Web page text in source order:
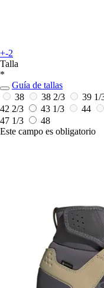
+-2
Talla
*
Guía de tallas
38
38 2/3 39 1/
42 2/3
43 1/3 44
47 1/3
48
Este campo es obligatorio